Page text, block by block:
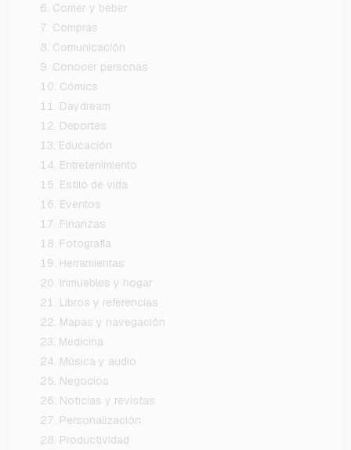
Comer y beber
Compras
Comunicación
Conocer personas
Cómics
Daydream
Deportes
Educación
Entretenimiento
Estilo de vida
Eventos
Finanzas
Fotografía
Herramientas
Inmuebles y hogar
Libros y referencias
Mapas y navegación
Medicina
Música y audio
Negocios
Noticias y revistas
Personalización
Productividad